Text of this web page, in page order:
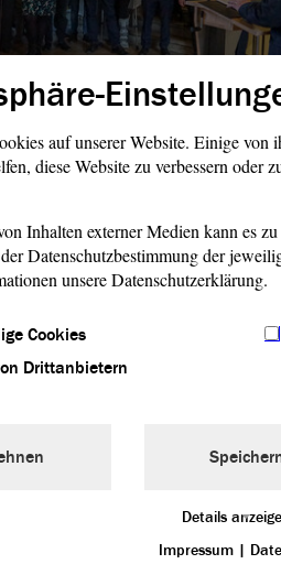
sich Jugendliche zum Beispiel im
und deren jüdischer Geschichte“,
Synagoge Gröbzig. In Bernburg
in der Stadt bereits 2004 mit
Forschungen 2020 aktualisiert. Das
Eisleben anhand von
mit Nachfahren der Familien
auch nach Eisleben
und Workshops zu widmen.
Februar 2023 im
Uhr. Der Eintritt ist frei. Am Empfang
auf unserer Website. Einige von
diese Website zu verbessern
Inhalten externer Medien kann es
Datenschutzbestimmung der
unsere Datenschutzerklärung.
Cookies
Drittanbietern
Details
Impressum |